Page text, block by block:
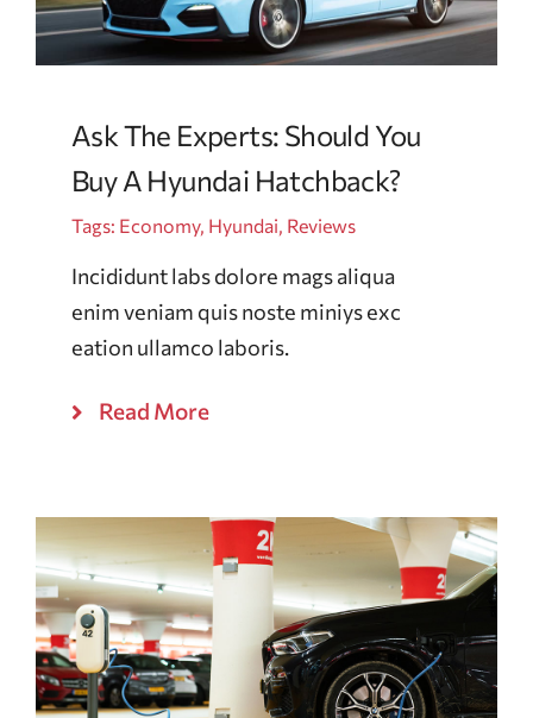
Ask The Experts: Should You
Buy A Hyundai Hatchback?
Tags: Economy, Hyundai Reviews
Incididunt labs dolore mags aliqua
enim veniam quis noste miniys exc
eation ullamco laboris.
Read More